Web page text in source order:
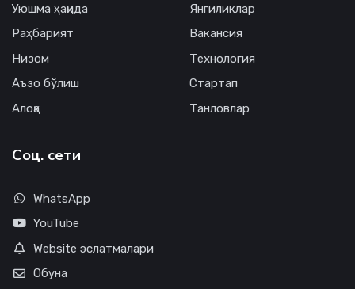
Уюшма ҳақида
Раҳбарият
Низом
Аъзо бўлиш
Алоқа
Янгиликлар
Вакансия
Технология
Стартап
Танловлар
Соц. сети
WhatsApp
YouTube
Website эслатмалари
Обуна